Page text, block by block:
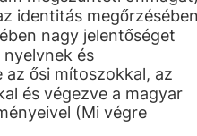
identitás
nagy jelentőséget
és
az ősi mítoszokkal, az
és végezve a magyar
(Mi végre